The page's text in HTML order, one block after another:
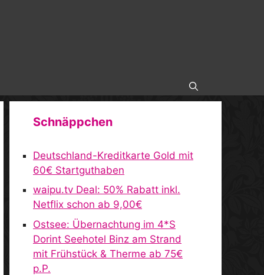
Schnäppchen
Deutschland-Kreditkarte Gold mit
60€ Startguthaben
waipu.tv Deal: 50% Rabatt inkl.
Netflix schon ab 9,00€
Ostsee: Übernachtung im 4*S
Dorint Seehotel Binz am Strand
mit Frühstück & Therme ab 75€
p.P.